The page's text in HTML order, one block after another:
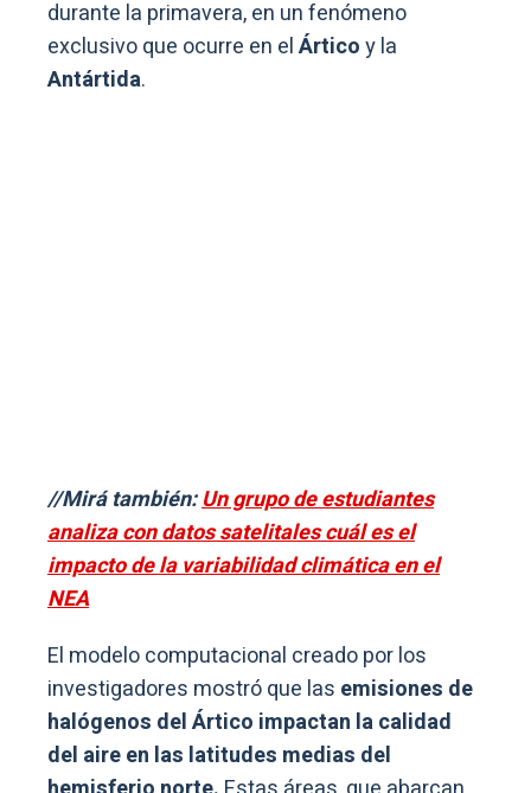
durante la primavera, en un fenómeno
exclusivo que ocurre en elÁrticoy la
Antártida.
//Mirá también:Un grupo de estudiantes
analiza con datos satelitales cuál es el
impacto de la variabilidad climática en el
NEA
El modelo computacional creado por los
investigadores mostró que las emisiones de
halógenos del Ártico impactan la calidad
del aire en las latitudes medias del